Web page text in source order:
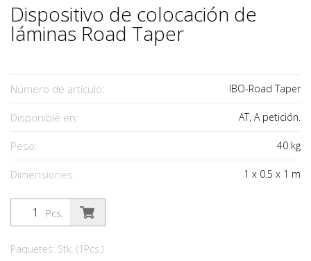
Dispositivo de colocación de
láminas Road Taper
Número de artículo: IBO-Road Taper
Disponible en: AT, A petición.
Peso: 40 kg
Dimensiones: 1 x 0.5 x 1 m
Pcs.
Paquetes: Stk. (1Pcs.)